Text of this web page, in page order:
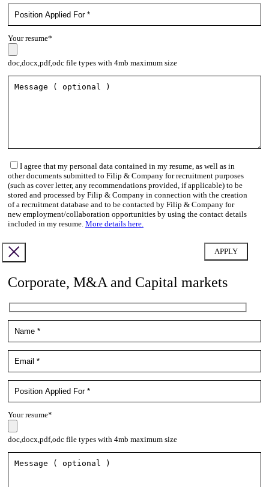
Your resume*
doc,docx,pdf,odc file types with 4mb maximum size
I agree that my personal data contained in my resume, as well as in
other documents submitted to Filip & Company for recruitment purposes
(such as cover letter, any recommendations provided, if applicable) to be
stored and processed by Filip & Company in connection with the creation
of a recruitment database and to be contacted by Filip & Company for
new employment/collaboration opportunities by using the contact details
included in my resume. More details here.
Corporate, M&A and Capital markets
Your resume*
doc,docx,pdf,odc file types with 4mb maximum size